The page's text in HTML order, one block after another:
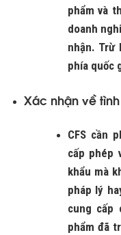
phẩm và
doanh
nhận.
phía quốc
Xác nhận về
CFS cần
cấp phép
khẩu mà
pháp lý
cung cấp
phẩm đã